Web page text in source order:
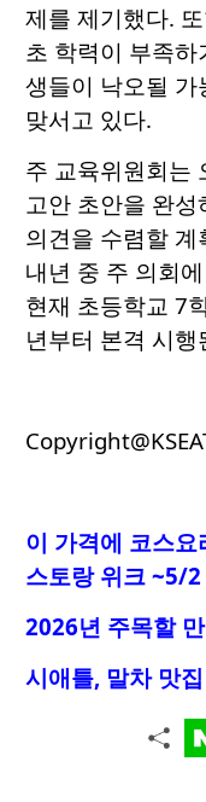
제를 제기했다.
초 학력이 부족
생들이 낙오될 가
맞서고 있다.
주 교육위원회는
고안 초안을 완
의견을 수렴할
내년 중 주 의회
현재 초등학교 7
년부터 본격 시행
이 가격에 코스요
스토랑 위크 ~5/2
2026년 주목할
시애틀, 말차 맛